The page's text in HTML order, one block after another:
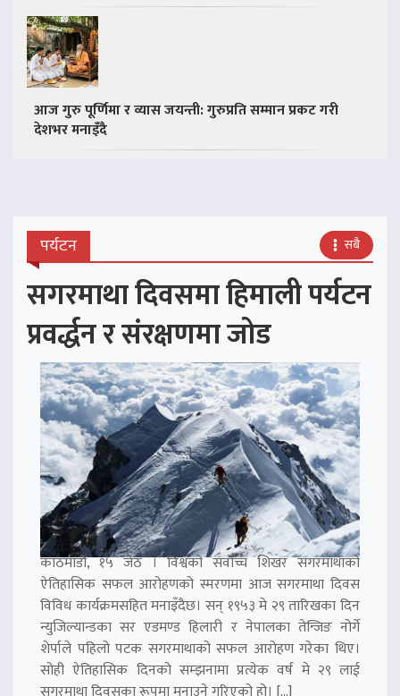
आज गुरु पूर्णिमा र व्यास जयन्ती: गुरुप्रति सम्मान प्रकट गरी
देशभर मनाइँदै
पर्यटन सबै
सगरमाथा दिवसमा हिमाली पर्यटन
प्रवर्द्धन र संरक्षणमा जोड
काठमाडौं, १५ जेठ । विश्वको सर्वोच्च शिखर सगरमाथाको
ऐतिहासिक सफल आरोहणको स्मरणमा आज सगरमाथा दिवस
विविध कार्यक्रमसहित मनाइँदैछ। सन् १९५३ मे २९ तारिखका दिन
न्युजिल्यान्डका सर एडमण्ड हिलारी र नेपालका तेन्जिङ नोर्गे
शेर्पाले पहिलो पटक सगरमाथाको सफल आरोहण गरेका थिए।
सोही ऐतिहासिक दिनको सम्झनामा प्रत्येक वर्ष मे २९ लाई